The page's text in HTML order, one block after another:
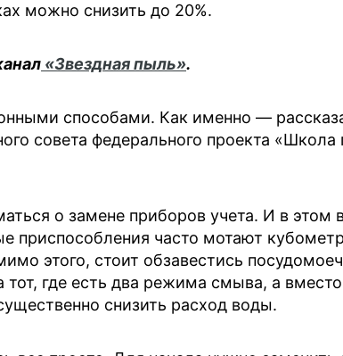
можно снизить до 20%.
«Звездная пыль».
способами. Как именно —
совета федерального проекта «Школа
о замене приборов учета. И в этом
приспособления часто мотают
этого, стоит обзавестись
тот, где есть два режима смыва, а
снизить расход воды.